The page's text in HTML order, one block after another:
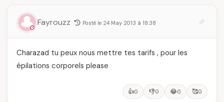
Fayrouzz Posté le 24 May 2013 à 18:38
Charazad tu peux nous mettre tes tarifs , pour les
épilations corporels please
👍0 👎0 😂0 🥰0